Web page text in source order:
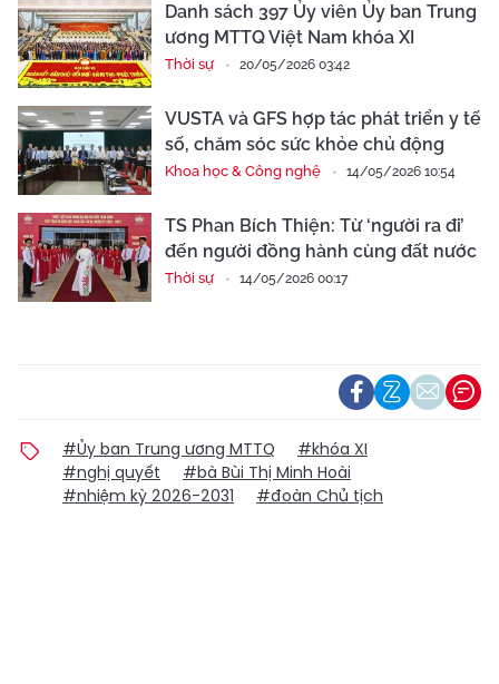
Danh sách 397 Ủy viên Ủy ban Trung
ương MTTQ Việt Nam khóa XI
Thời sự 20/05/2026 03:42
VUSTA và GFS hợp tác phát triển y tế
số, chăm sóc sức khỏe chủ động
Khoa học & Công nghệ 14/05/2026 10:54
TS Phan Bích Thiện: Từ ‘người ra đi’
đến người đồng hành cùng đất nước
Thời sự 14/05/2026 00:17
#Ủy ban Trung ương MTTQ
#khóa XI
#nghị quyết
#bà Bùi Thị Minh Hoài
#nhiệm kỳ 2026-2031
#đoàn Chủ tịch